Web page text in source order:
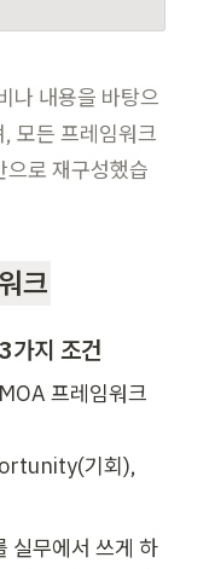
내용을 바탕으
모든 프레임워크
으로 재구성했습
크
가지 조건
프레임워크
기회),
실무에서 쓰게 하